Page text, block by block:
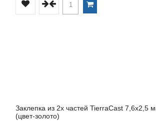
Заклепка из 2х частей TierraCast 7,6х2,5
(цвет-золото)